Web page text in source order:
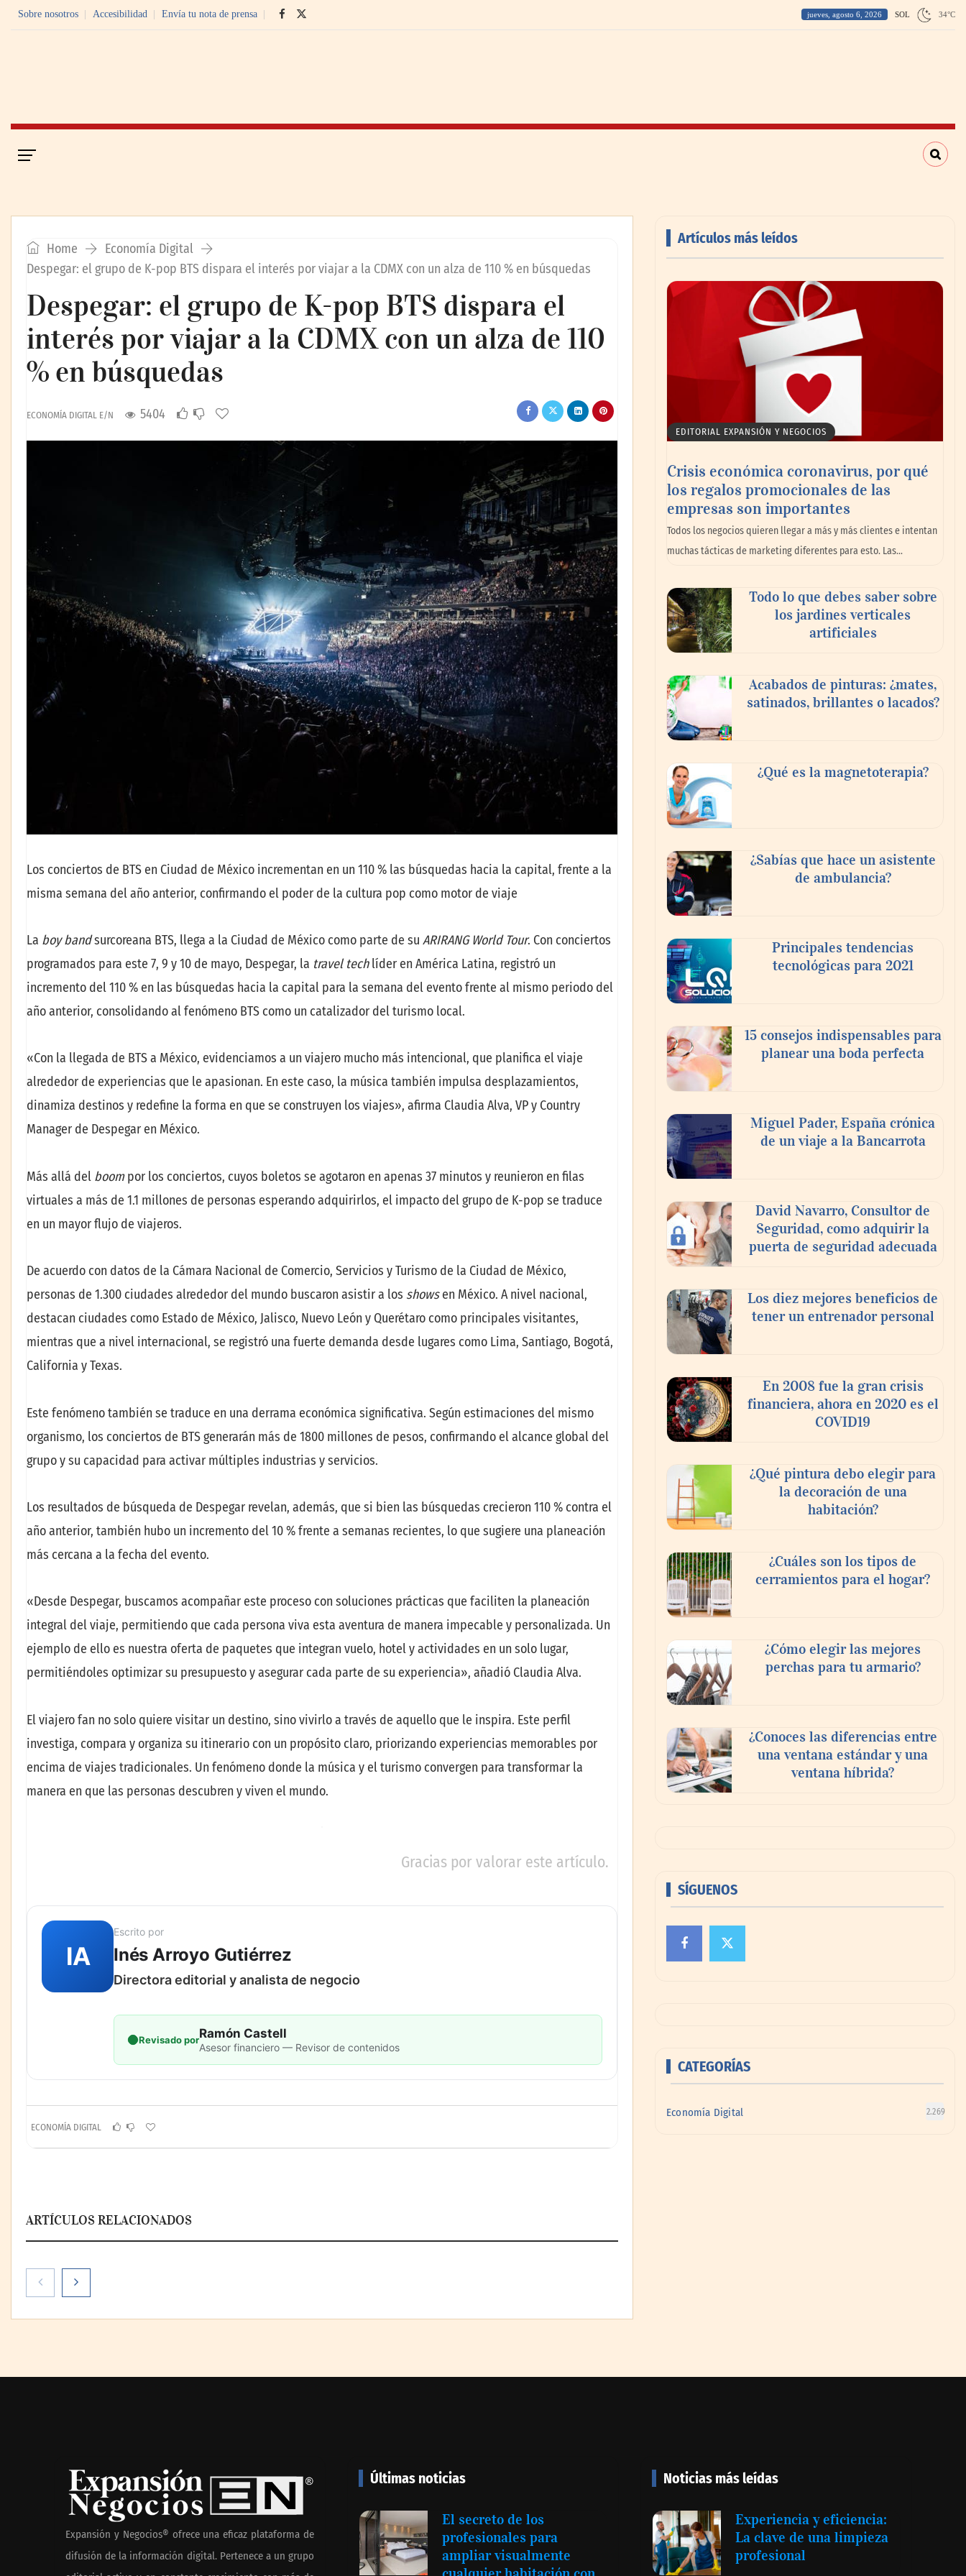
Sobre nosotros Accesibilidad Envía tu nota de prensa jueves, agosto 6, 2026 SOL 34°C
Home
Economía Digital
Despegar: el grupo de K-pop BTS dispara el interés por viajar a la CDMX con un alza de 110 % en búsquedas
Despegar: el grupo de K-pop BTS dispara el
interés por viajar a la CDMX con un alza de 110
% en búsquedas
ECONOMÍA DIGITAL E/N 5404
Los conciertos de BTS en Ciudad de México incrementan en un 110 % las búsquedas hacia la capital, frente a la
misma semana del año anterior, confirmando el poder de la cultura pop como motor de viaje
La boy bandsurcoreana BTS, llega a la Ciudad de México como parte de su ARIRANG World Tour. Con conciertos
programados para este 7, 9 y 10 de mayo, Despegar, la travel techlíder en América Latina, registró un
incremento del 110 % en las búsquedas hacia la capital para la semana del evento frente al mismo periodo del
año anterior, consolidando al fenómeno BTS como un catalizador del turismo local.
«Con la llegada de BTS a México, evidenciamos a un viajero mucho más intencional, que planifica el viaje
alrededor de experiencias que le apasionan. En este caso, la música también impulsa desplazamientos,
dinamiza destinos y redefine la forma en que se construyen los viajes», afirma Claudia Alva, VP y Country
Manager de Despegar en México.
Más allá del boompor los conciertos, cuyos boletos se agotaron en apenas 37 minutos y reunieron en filas
virtuales a más de 1.1 millones de personas esperando adquirirlos, el impacto del grupo de K-pop se traduce
en un mayor flujo de viajeros.
De acuerdo con datos de la Cámara Nacional de Comercio, Servicios y Turismo de la Ciudad de México,
personas de 1.300 ciudades alrededor del mundo buscaron asistir a los showsen México. A nivel nacional,
destacan ciudades como Estado de México, Jalisco, Nuevo León y Querétaro como principales visitantes,
mientras que a nivel internacional, se registró una fuerte demanda desde lugares como Lima, Santiago, Bogotá,
California y Texas.
Este fenómeno también se traduce en una derrama económica significativa. Según estimaciones del mismo
organismo, los conciertos de BTS generarán más de 1800 millones de pesos, confirmando el alcance global del
grupo y su capacidad para activar múltiples industrias y servicios.
Los resultados de búsqueda de Despegar revelan, además, que si bien las búsquedas crecieron 110 % contra el
año anterior, también hubo un incremento del 10 % frente a semanas recientes, lo que sugiere una planeación
más cercana a la fecha del evento.
«Desde Despegar, buscamos acompañar este proceso con soluciones prácticas que faciliten la planeación
integral del viaje, permitiendo que cada persona viva esta aventura de manera impecable y personalizada. Un
ejemplo de ello es nuestra oferta de paquetes que integran vuelo, hotel y actividades en un solo lugar,
permitiéndoles optimizar su presupuesto y asegurar cada parte de su experiencia», añadió Claudia Alva.
El viajero fan no solo quiere visitar un destino, sino vivirlo a través de aquello que le inspira. Este perfil
investiga, compara y organiza su itinerario con un propósito claro, priorizando experiencias memorables por
encima de viajes tradicionales. Un fenómeno donde la música y el turismo convergen para transformar la
manera en que las personas descubren y viven el mundo.
Gracias por valorar este artículo.
IA
Escrito por
Inés Arroyo Gutiérrez
Directora editorial y analista de negocio
Revisado porRamón Castell
Asesor financiero — Revisor de contenidos
ECONOMÍA DIGITAL
ARTÍCULOS RELACIONADOS
Paso a paso: ¿cómo
prepararse para la transición
Artículos más leídos
EDITORIAL EXPANSIÓN Y NEGOCIOS
Crisis económica coronavirus, por qué
los regalos promocionales de las
empresas son importantes
Todos los negocios quieren llegar a más y más clientes e intentan
muchas tácticas de marketing diferentes para esto. Las…
Todo lo que debes saber sobre
los jardines verticales
artificiales
Acabados de pinturas: ¿mates,
satinados, brillantes o lacados?
¿Qué es la magnetoterapia?
¿Sabías que hace un asistente
de ambulancia?
Principales tendencias
tecnológicas para 2021
15 consejos indispensables para
planear una boda perfecta
Miguel Pader, España crónica
de un viaje a la Bancarrota
David Navarro, Consultor de
Seguridad, como adquirir la
puerta de seguridad adecuada
Los diez mejores beneficios de
tener un entrenador personal
En 2008 fue la gran crisis
financiera, ahora en 2020 es el
COVID19
¿Qué pintura debo elegir para
la decoración de una
habitación?
¿Cuáles son los tipos de
cerramientos para el hogar?
¿Cómo elegir las mejores
perchas para tu armario?
¿Conoces las diferencias entre
una ventana estándar y una
ventana híbrida?
SÍGUENOS
CATEGORÍAS
Economía Digital 2.269
Expansión y Negocios® ofrece una eficaz plataforma de
difusión de la información digital. Pertenece a un grupo
Últimas noticias
El secreto de los
profesionales para
ampliar visualmente
Noticias más leídas
Experiencia y eficiencia:
La clave de una limpieza
profesional